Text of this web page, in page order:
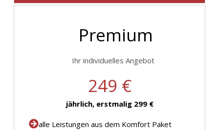
Premium
Ihr individuelles Angebot
249 €
jährlich, erstmalig 299 €
alle Leistungen aus dem Komfort Paket